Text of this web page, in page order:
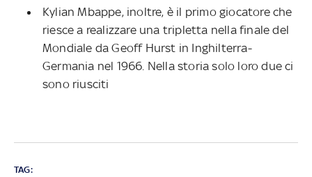
Kylian Mbappe, inoltre, è il primo giocatore che
riesce a realizzare una tripletta nella finale del
Mondiale da Geoff Hurst in Inghilterra-
Germania nel 1966. Nella storia solo loro due ci
sono riusciti
TAG: